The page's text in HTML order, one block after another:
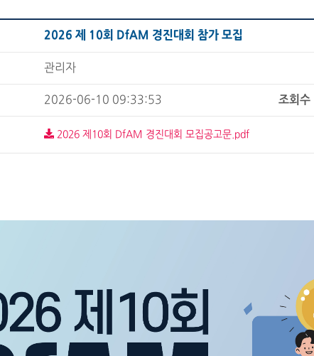
2026 제 10회 DfAM 경진대회 참가 모집
관리자
2026-06-10 09:33:53 조회수
2026 제10회 DfAM 경진대회 모집공고문.pdf